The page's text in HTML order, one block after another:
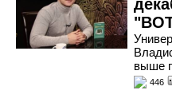
выше
446